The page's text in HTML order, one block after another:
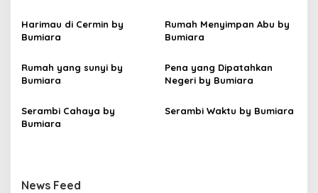
p
o
s
Harimau di Cermin by
Bumiara
Rumah Menyimpan Abu by
Bumiara
Rumah yang sunyi by
Bumiara
Pena yang Dipatahkan
Negeri by Bumiara
Serambi Cahaya by
Bumiara
Serambi Waktu by Bumiara
News Feed